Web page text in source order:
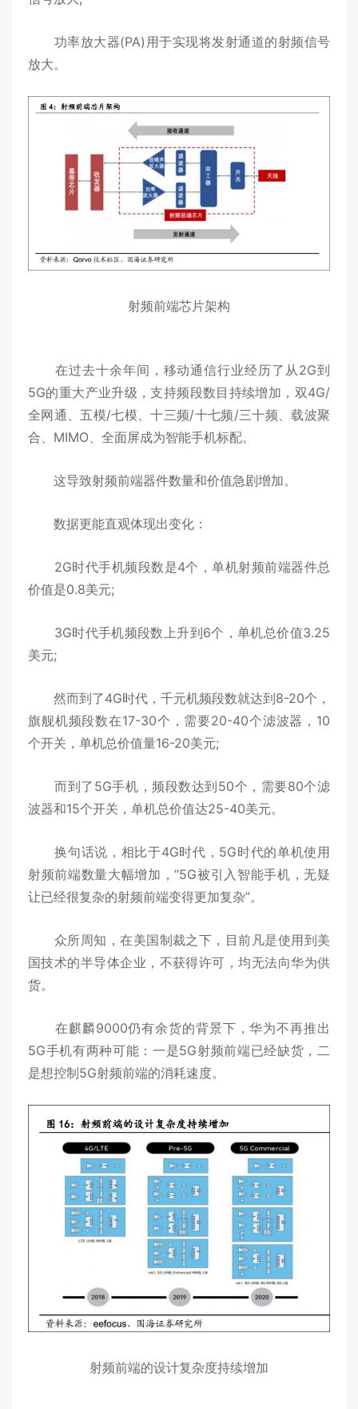
功率放大器(PA)用于实现将发射通道的射频信号
放大。
射频前端芯片架构
在过去十余年间，移动通信行业经历了从2G到
5G的重大产业升级，支持频段数目持续增加，双4G/
全网通、五模/七模、十三频/十七频/三十频、载波聚
合、MIMO、全面屏成为智能手机标配。
这导致射频前端器件数量和价值急剧增加。
数据更能直观体现出变化：
2G时代手机频段数是4个，单机射频前端器件总
价值是0.8美元;
3G时代手机频段数上升到6个，单机总价值3.25
美元;
然而到了4G时代，千元机频段数就达到8-20个，
旗舰机频段数在17-30个，需要20-40个滤波器，10
个开关，单机总价值量16-20美元;
而到了5G手机，频段数达到50个，需要80个滤
波器和15个开关，单机总价值达25-40美元。
换句话说，相比于4G时代，5G时代的单机使用
射频前端数量大幅增加，“5G被引入智能手机，无疑
让已经很复杂的射频前端变得更加复杂”。
众所周知，在美国制裁之下，目前凡是使用到美
国技术的半导体企业，不获得许可，均无法向华为供
货。
在麒麟9000仍有余货的背景下，华为不再推出
5G手机有两种可能：一是5G射频前端已经缺货，二
是想控制5G射频前端的消耗速度。
射频前端的设计复杂度持续增加